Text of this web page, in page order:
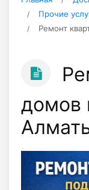
Прочие
Ремонт
домов